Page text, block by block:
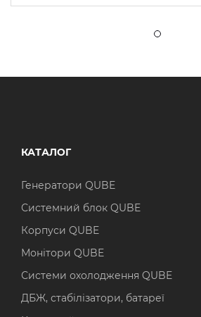
КАТАЛОГ
Генератори QUBE
Системний блок QUBE
Корпуси QUBE
Монітори QUBE
Системи охолодження QUBE
ДБЖ, стабілізатори, батареї